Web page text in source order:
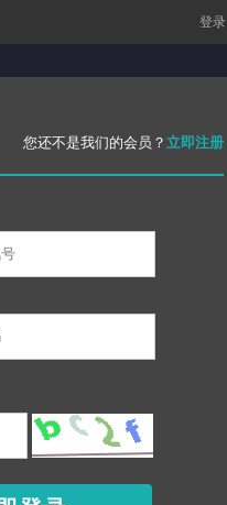
登录
您还不是我们的会员？ 立即注册